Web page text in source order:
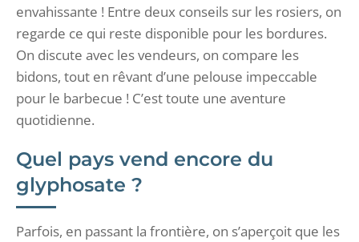
envahissante ! Entre deux conseils sur les rosiers, on
regarde ce qui reste disponible pour les bordures.
On discute avec les vendeurs, on compare les
bidons, tout en rêvant d’une pelouse impeccable
pour le barbecue ! C’est toute une aventure
quotidienne.
Quel pays vend encore du
glyphosate ?
Parfois, en passant la frontière, on s’aperçoit que les